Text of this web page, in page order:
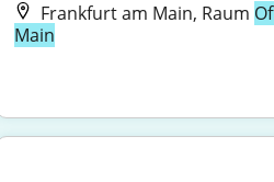
Frankfurt am Main, Raum
Main